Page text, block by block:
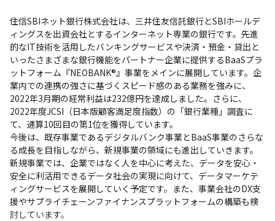
住信SBIネット銀行株式会社は、三井住友信託銀行とSBIホールデ
ィングスを出資会社とするインターネット専業の銀行です。先進
的なIT技術を活用したバンキングサービスや決済・預金・貸出と
いったさまざまな銀行機能をパートナー企業に提供するBaaSプラ
ットフォーム『NEOBANK®』事業をメインに展開しています。企
業内での連携の強さに基づくスピード感のある業務を強みに、
2022年3月期の経常利益は232億円を達成しました。さらに、
2022年度JCSI（日本版顧客満足度指数）の「銀行業種」調査に
て、通算10回目の第1位を獲得しています。
今後は、既存事業であるデジタルバンク事業とBaaS事業のさらな
る成長を目指しながら、新規事業の領域にも進出していきます。
新規事業では、企業ではなく人を中心に考えた、データを安心・
安全に利活用できるデータ社会の実現に向けて、データマーケテ
ィングサービスを展開していく予定です。また、事業会社のDX支
援やサプライチェーンファイナンスプラットフォームの構築も検
討しています。